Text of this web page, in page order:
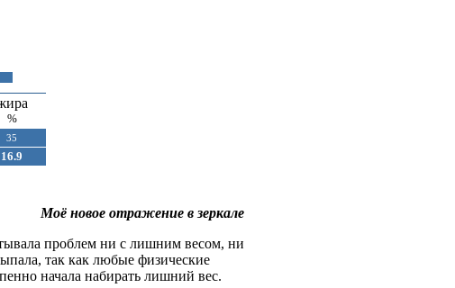
%
35
16.9
Моё новое отражение в зеркале
проблем ни с лишним весом, ни
так как любые физические
начала набирать лишний вес.